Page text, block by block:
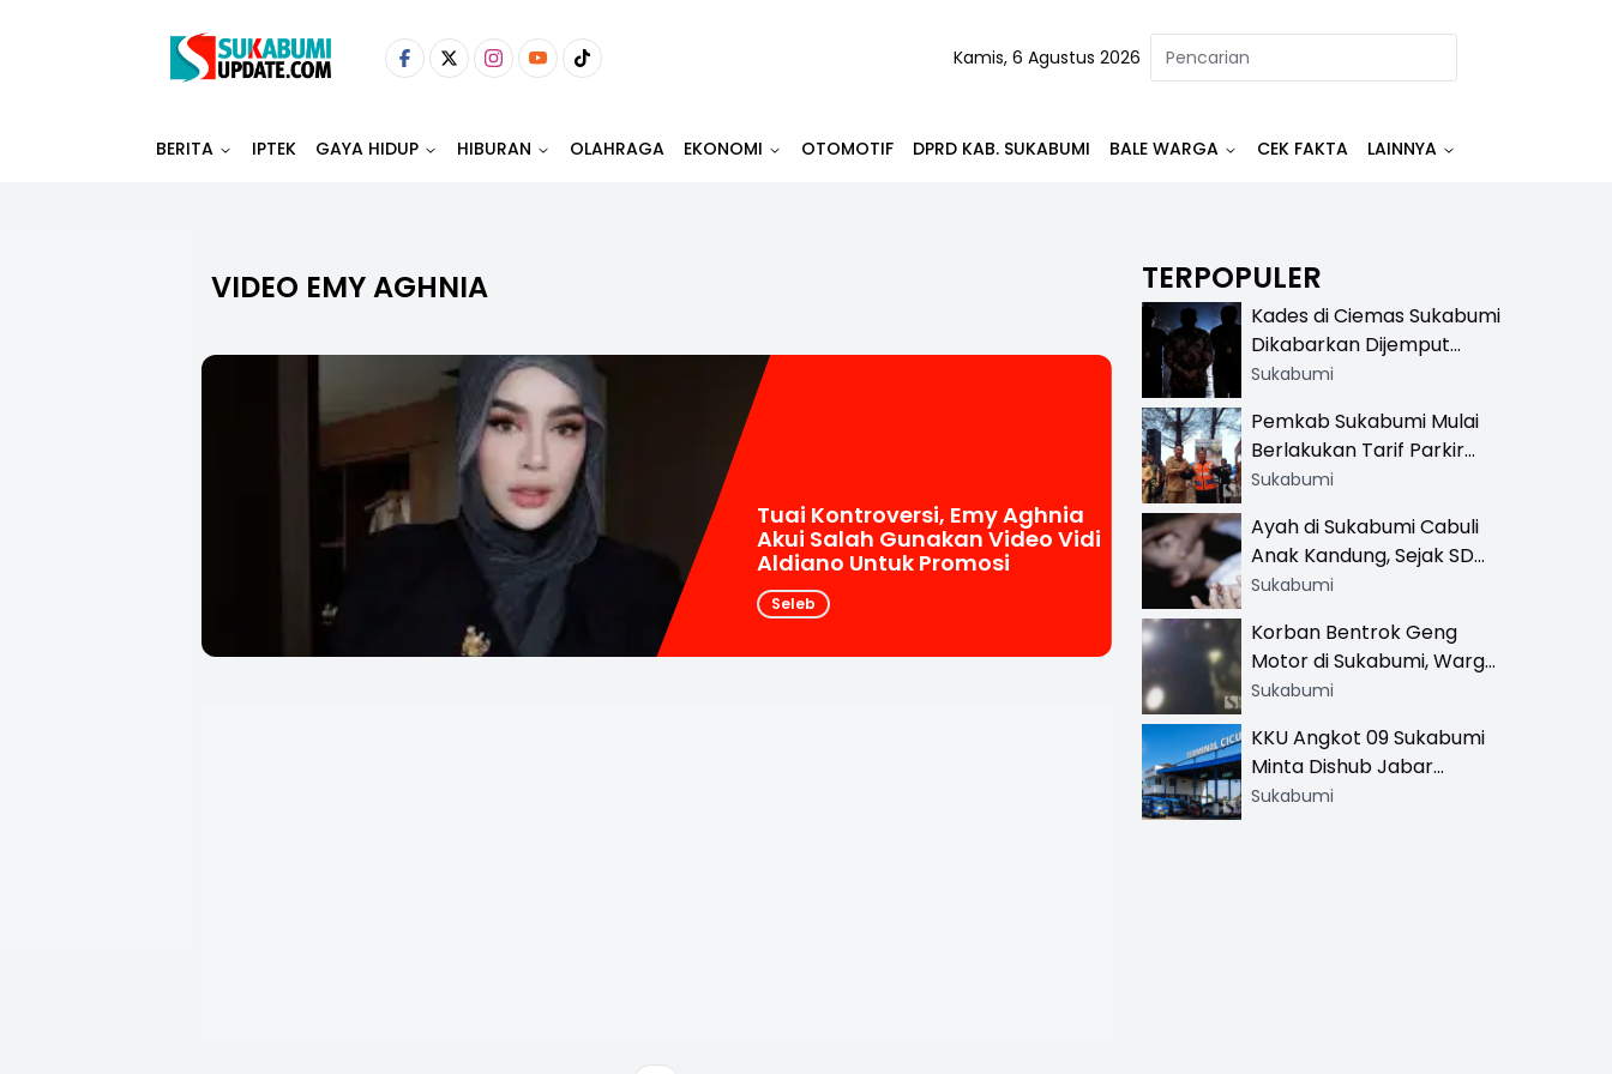
Kamis, 6 Agustus 2026
BERITA IPTEK GAYA HIDUP HIBURAN OLAHRAGA EKONOMI OTOMOTIF DPRD KAB. SUKABUMI BALE WARGA CEK FAKTA LAINNYA
VIDEO EMY AGHNIA
Tuai Kontroversi, Emy Aghnia
Akui Salah Gunakan Video Vidi
Aldiano Untuk Promosi
Seleb
TERPOPULER
Kades di Ciemas Sukabumi
Dikabarkan Dijemput
Satnarkoba, Polisi
Sukabumi
Pemkab Sukabumi Mulai
Berlakukan Tarif Parkir
Resmi di 13 Lokasi Wisata,
Khusus
Sukabumi
Ayah di Sukabumi Cabuli
Anak Kandung, Sejak SD
Hingga SMA
Sukabumi
Korban Bentrok Geng
Motor di Sukabumi, Warga
dan Sopir Tangki
Sukabumi
KKU Angkot 09 Sukabumi
Minta Dishub Jabar
Tertibkan Trayek Ciawi-
Sukabumi